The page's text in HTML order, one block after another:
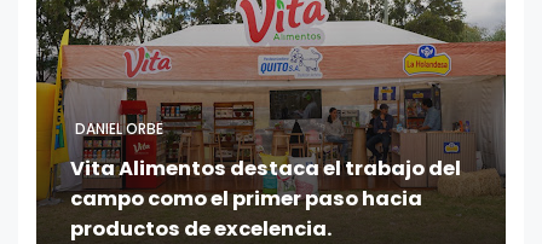
DANIEL ORBE
Vita Alimentos destaca el trabajo del
campo como el primer paso hacia
productos de excelencia.